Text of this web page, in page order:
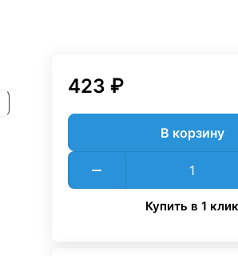
423 ₽
В корзину
Купить в 1 клик